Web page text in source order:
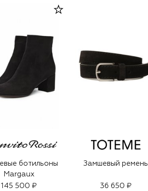
ботильоны
Margaux
145 500 ₽
Замшевый ремень
36 650 ₽